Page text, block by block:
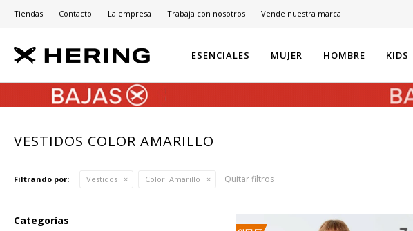
ESENCIALES MUJER HOMBRE KIDS
Tiendas Contacto La empresa Trabaja con nosotros Vende nuestra marca
VESTIDOS COLOR AMARILLO
Filtrando por: Vestidos Color: Amarillo Quitar filtros
Categorías